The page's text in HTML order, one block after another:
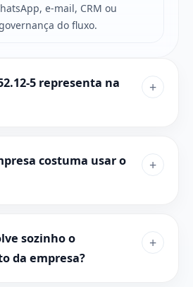
e-mail, CRM ou
do fluxo.
5 representa na
+
costuma usar o
+
sozinho o
da empresa?
+